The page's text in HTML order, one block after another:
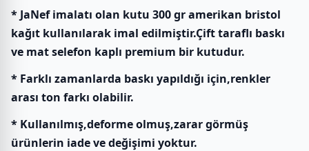
* JaNef imalatı olan kutu 300 gr amerikan bristol
kağıt kullanılarak imal edilmiştir.Çift taraflı baskı
ve mat selefon kaplı premium bir kutudur.
* Farklı zamanlarda baskı yapıldığı için,renkler
arası ton farkı olabilir.
* Kullanılmış,deforme olmuş,zarar görmüş
ürünlerin iade ve değişimi yoktur.